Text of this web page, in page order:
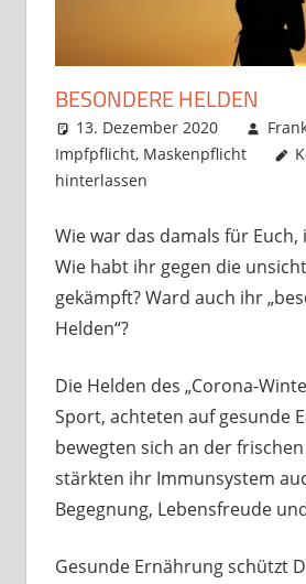
BESONDERE HELDEN
13. Dezember 2020
Impfpflicht, Maskenpflicht
hinterlassen
Wie war das damals für Euch,
Wie habt ihr gegen die
gekämpft? Ward auch ihr
Helden“?
Die Helden des „Corona-
Sport, achteten auf gesunde
bewegten sich an der
stärkten ihr Immunsystem
Begegnung, Lebensfreude
Gesunde Ernährung schützt